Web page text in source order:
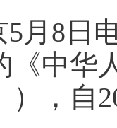
5月8日
《中华
），自